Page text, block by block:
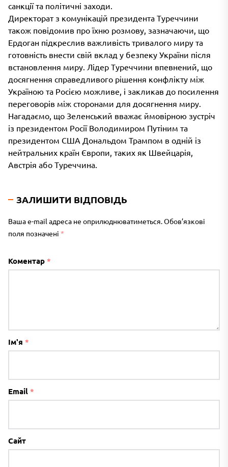
санкції та політичні заходи.
Директорат з комунікацій президента Туреччини
також повідомив про їхню розмову, зазначаючи, що
Ердоган підкреслив важливість тривалого миру та
готовність внести свій вклад у безпеку України після
встановлення миру. Лідер Туреччини впевнений, що
досягнення справедливого рішення конфлікту між
Україною та Росією можливе, і закликав до посилення
переговорів між сторонами для досягнення миру.
Нагадаємо, що Зеленський вважає ймовірною зустріч
із президентом Росії Володимиром Путіним та
президентом США Дональдом Трампом в одній із
нейтральних країн Європи, таких як Швейцарія,
Австрія або Туреччина.
ЗАЛИШИТИ ВІДПОВІДЬ
Ваша e-mail адреса не оприлюднюватиметься.Обов’язкові
поля позначені *
Коментар *
Ім'я *
Email *
Сайт